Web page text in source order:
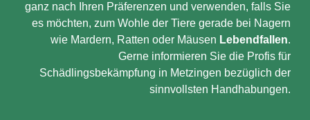
ganz nach Ihren Präferenzen und verwenden, falls Sie
es möchten, zum Wohle der Tiere gerade bei Nagern
wie Mardern, Ratten oder Mäusen Lebendfallen.
Gerne informieren Sie die Profis für
Schädlingsbekämpfung in Metzingen bezüglich der
sinnvollsten Handhabungen.